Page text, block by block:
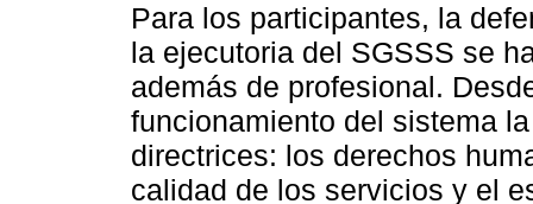
Para los participantes, la
la ejecutoria del SGSSS se
además de profesional.
funcionamiento del sistema
directrices: los derechos
calidad de los servicios y el